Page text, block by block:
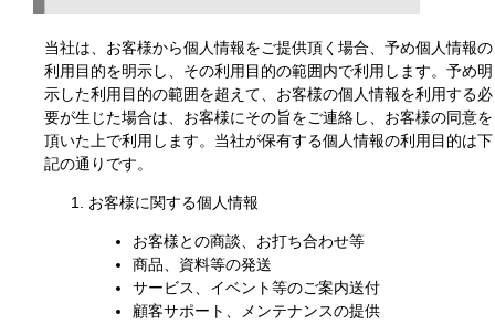
当社は、お客様から個人情報をご提供頂く場合、予め個人情報の
利用目的を明示し、その利用目的の範囲内で利用します。予め明
示した利用目的の範囲を超えて、お客様の個人情報を利用する必
要が生じた場合は、お客様にその旨をご連絡し、お客様の同意を
頂いた上で利用します。当社が保有する個人情報の利用目的は下
記の通りです。
お客様に関する個人情報
お客様との商談、お打ち合わせ等
商品、資料等の発送
サービス、イベント等のご案内送付
顧客サポート、メンテナンスの提供